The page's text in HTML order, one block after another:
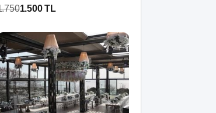
1.500 TL